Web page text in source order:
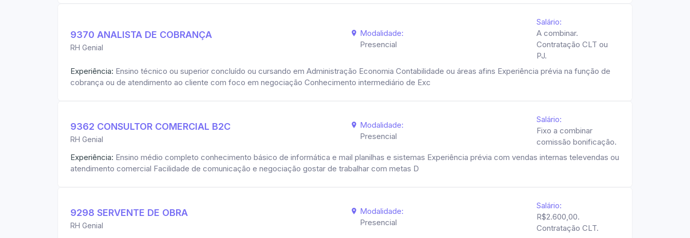
9370 ANALISTA DE COBRANÇA
RH Genial
Modalidade:
Presencial
Salário:
A combinar.
Contratação CLT ou
PJ.
Experiência: Ensino técnico ou superior concluído ou cursando em Administração Economia Contabilidade ou áreas afins Experiência prévia na função de
cobrança ou de atendimento ao cliente com foco em negociação Conhecimento intermediário de Exc
9362 CONSULTOR COMERCIAL B2C
RH Genial
Modalidade:
Presencial
Salário:
Fixo a combinar
comissão bonificação.
Experiência: Ensino médio completo conhecimento básico de informática e mail planilhas e sistemas Experiência prévia com vendas internas televendas ou
atendimento comercial Facilidade de comunicação e negociação gostar de trabalhar com metas D
9298 SERVENTE DE OBRA
RH Genial
Modalidade:
Presencial
Salário:
R$2.600,00.
Contratação CLT.